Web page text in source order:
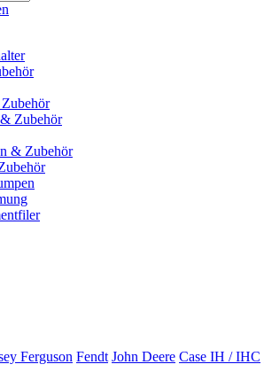
Zubehör
& Zubehör
Ferguson Fendt John Deere Case IH / IHC